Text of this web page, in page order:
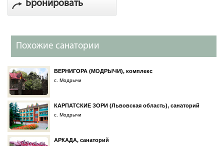
Бронировать
Похожие санатории
ВЕРНИГОРА (МОДРЫЧИ), комплекс
с. Модрычи
КАРПАТСКИЕ ЗОРИ (Львовская область), санаторий
с. Модрычи
АРКАДА, санаторий